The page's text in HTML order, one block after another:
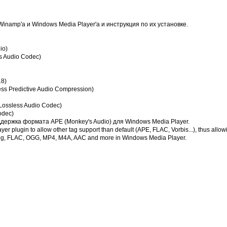
и Windows Media Player'а и инструкция по их установке.
Audio Codec)
Predictive Audio Compression)
Audio Codec)
формата APE (Monkey's Audio) для Windows Media Player.
plugin to allow other tag support than default (APE, FLAC, Vorbis...), thus
FLAC, OGG, MP4, M4A, AAC and more in Windows Media Player.